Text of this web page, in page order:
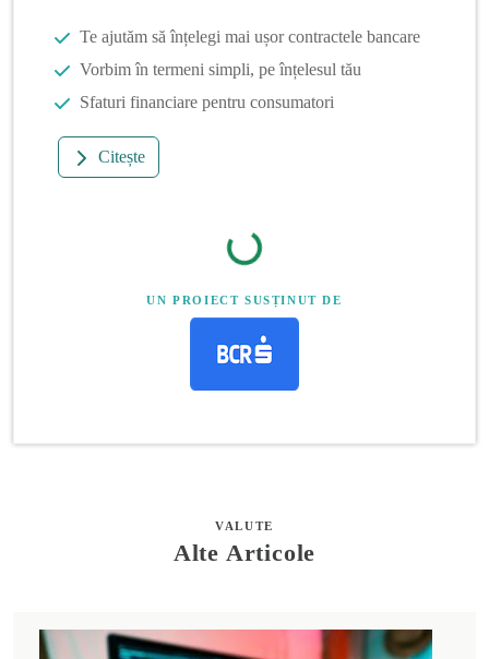
Te ajutăm să înțelegi mai ușor contractele bancare
Vorbim în termeni simpli, pe înțelesul tău
Sfaturi financiare pentru consumatori
Citește
UN PROIECT SUSȚINUT DE
VALUTE
Alte Articole